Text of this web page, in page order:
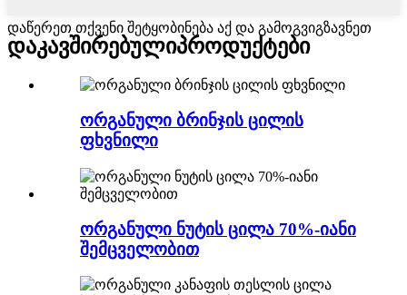
დაწერეთ თქვენი შეტყობინება აქ და გამოგვიგზავნეთ
დაკავშირებულიპროდუქტები
ორგანული ბრინჯის ცილის
ფხვნილი
ორგანული ნუტის ცილა 70%-იანი
შემცველობით